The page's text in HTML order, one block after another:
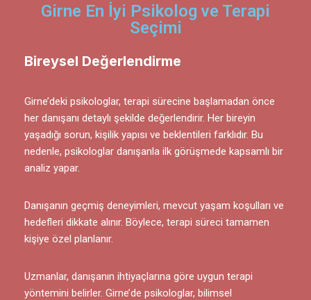
Girne En İyi Psikolog ve Terapi
Seçimi
Bireysel Değerlendirme
Girne’deki psikologlar, terapi sürecine başlamadan önce
her danışanı detaylı şekilde değerlendirir. Her bireyin
yaşadığı sorun, kişilik yapısı ve beklentileri farklıdır. Bu
nedenle, psikologlar danışanla ilk görüşmede kapsamlı bir
analiz yapar.
Danışanın geçmiş deneyimleri, mevcut yaşam koşulları ve
hedefleri dikkate alınır. Böylece, terapi süreci tamamen
kişiye özel planlanır.
Uzmanlar, danışanın ihtiyaçlarına göre uygun terapi
yöntemini belirler. Girne’de psikologlar, bilimsel